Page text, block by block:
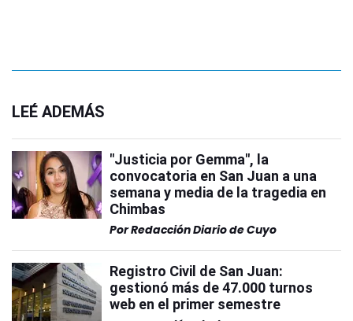
LEÉ ADEMÁS
"Justicia por Gemma", la
convocatoria en San Juan a una
semana y media de la tragedia en
Chimbas
PorRedacción Diario de Cuyo
Registro Civil de San Juan:
gestionó más de 47.000 turnos
web en el primer semestre